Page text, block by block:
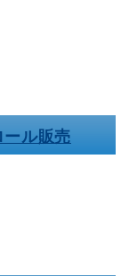
ル販売